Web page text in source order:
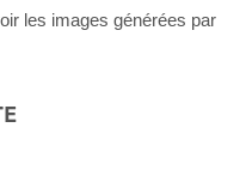
les images générées par